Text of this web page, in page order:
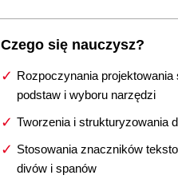
Czego się nauczysz?
Rozpoczynania
podstaw i wyboru narzędzi
Tworzenia i strukturyzowania
Stosowania znaczników
divów i spanów